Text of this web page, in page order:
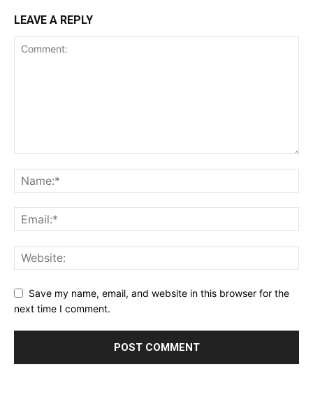
LEAVE A REPLY
Save my name, email, and website in this browser for the
next time I comment.